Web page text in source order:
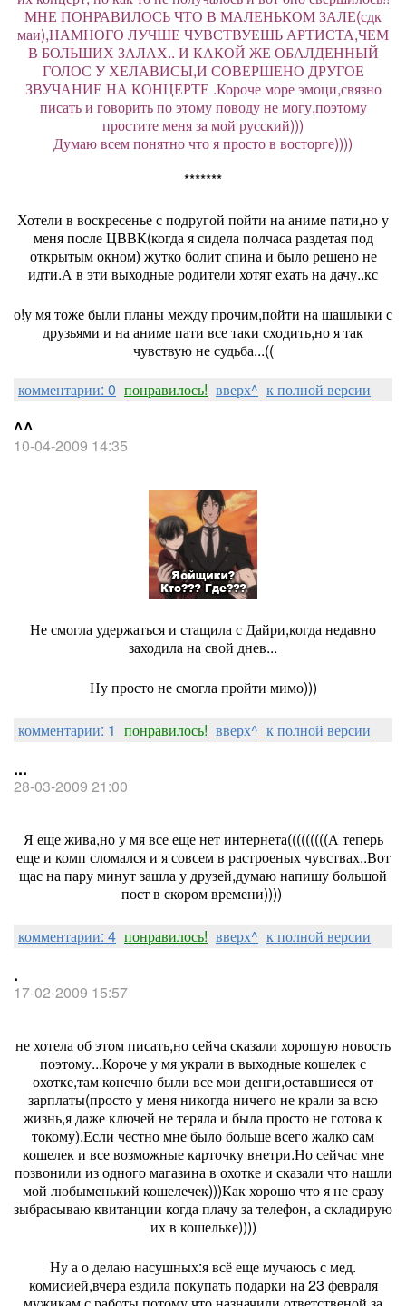
МНЕ ПОНРАВИЛОСЬ ЧТО В МАЛЕНЬКОМ ЗАЛЕ(сдк
маи),НАМНОГО ЛУЧШЕ ЧУВСТВУЕШЬ АРТИСТА,ЧЕМ
В БОЛЬШИХ ЗАЛАХ.. И КАКОЙ ЖЕ ОБАЛДЕННЫЙ
ГОЛОС У ХЕЛАВИСЫ,И СОВЕРШЕНО ДРУГОЕ
ЗВУЧАНИЕ НА КОНЦЕРТЕ .Короче море эмоци,связно
писать и говорить по этому поводу не могу,поэтому
простите меня за мой русский)))
Думаю всем понятно что я просто в восторге))))
*******
Хотели в воскресенье с подругой пойти на аниме пати,но у
меня после ЦВВК(когда я сидела полчаса раздетая под
открытым окном) жутко болит спина и было решено не
идти.А в эти выходные родители хотят ехать на дачу..кс
о!у мя тоже были планы между прочим,пойти на шашлыки с
друзьями и на аниме пати все таки сходить,но я так
чувствую не судьба...((
комментарии: 0 понравилось! вверх^ к полной версии
^^
10-04-2009 14:35
Не смогла удержаться и стащила с Дайри,когда недавно
заходила на свой днев...
Ну просто не смогла пройти мимо)))
комментарии: 1 понравилось! вверх^ к полной версии
...
28-03-2009 21:00
Я еще жива,но у мя все еще нет интернета(((((((((А теперь
еще и комп сломался и я совсем в растроеных чувствах..Вот
щас на пару минут зашла у друзей,думаю напишу большой
пост в скором времени))))
комментарии: 4 понравилось! вверх^ к полной версии
.
17-02-2009 15:57
не хотела об этом писать,но сейча сказали хорошую новость
поэтому...Короче у мя украли в выходные кошелек с
охотке,там конечно были все мои денги,оставшиеся от
зарплаты(просто у меня никогда ничего не крали за всю
жизнь,я даже ключей не теряла и была просто не готова к
токому).Если честно мне было больше всего жалко сам
кошелек и все возможные карточку внетри.Но сейчас мне
позвонили из одного магазина в охотке и сказали что нашли
мой любыменький кошелечек)))Как хорошо что я не сразу
зыбрасываю квитанции когда плачу за телефон, а складирую
их в кошельке))))
Ну а о делаю насушных:я всё еще мучаюсь с мед.
комисией,вчера ездила покупать подарки на 23 февраля